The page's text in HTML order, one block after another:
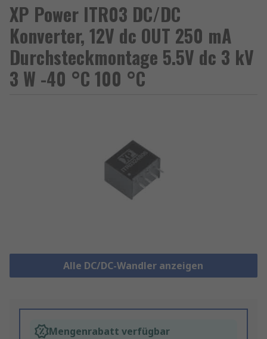
XP Power ITR03 DC/DC
Konverter, 12V dc OUT 250 mA
Durchsteckmontage 5.5V dc 3 kV
3 W -40 °C 100 °C
Alle DC/DC-Wandler anzeigen
Mengenrabatt verfügbar